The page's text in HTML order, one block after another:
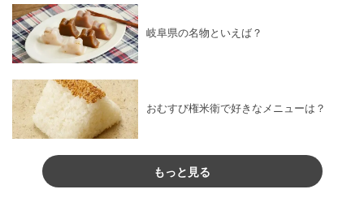
岐阜県の名物といえば？
おむすび権米衛で好きなメニューは？
もっと見る